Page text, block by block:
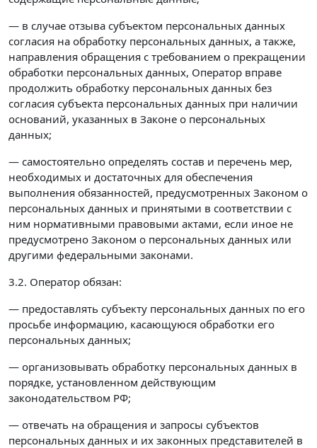
— в случае отзыва субъектом персональных данных
согласия на обработку персональных данных, а также,
направления обращения с требованием о прекращении
обработки персональных данных, Оператор вправе
продолжить обработку персональных данных без
согласия субъекта персональных данных при наличии
оснований, указанных в Законе о персональных
данных;
— самостоятельно определять состав и перечень мер,
необходимых и достаточных для обеспечения
выполнения обязанностей, предусмотренных Законом о
персональных данных и принятыми в соответствии с
ним нормативными правовыми актами, если иное не
предусмотрено Законом о персональных данных или
другими федеральными законами.
3.2. Оператор обязан:
— предоставлять субъекту персональных данных по его
просьбе информацию, касающуюся обработки его
персональных данных;
— организовывать обработку персональных данных в
порядке, установленном действующим
законодательством РФ;
— отвечать на обращения и запросы субъектов
персональных данных и их законных представителей в